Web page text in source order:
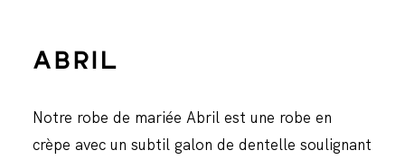
ABRIL
Notre robe de mariée Abril est une robe en
crèpe avec un subtil galon de dentelle soulignant